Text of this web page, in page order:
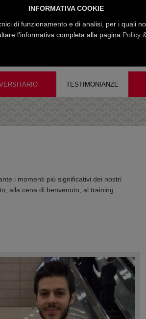
TESTIMONIANZE
i momenti più significativi dei nostri
alla cena di benvenuto, al training
INFORMATIVA COOKIE
di funzionamento e di analisi, per i quali
l'informativa completa alla pagina Policy